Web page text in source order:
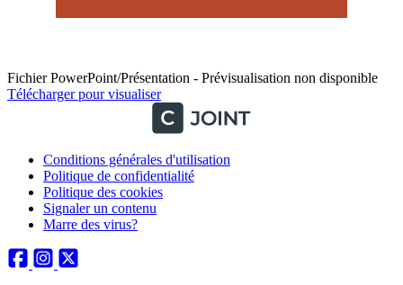
Fichier PowerPoint/Présentation - Prévisualisation non disponible
Télécharger pour visualiser
Conditions générales d'utilisation
Politique de confidentialité
Politique des cookies
Signaler un contenu
Marre des virus?